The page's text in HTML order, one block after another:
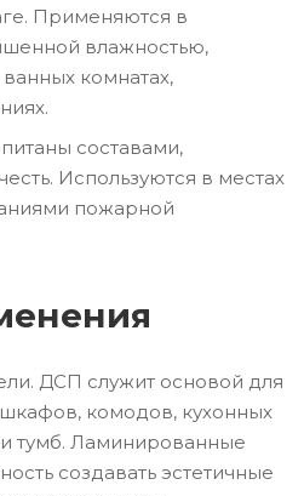
Применяются в
влажностью,
комнатах,
составами,
Используются в местах
пожарной
ДСП служит основой для
комодов, кухонных
и тумб. Ламинированные
создавать эстетичные